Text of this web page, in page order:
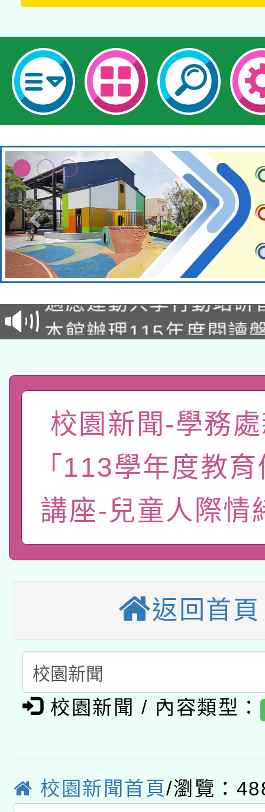
本校115學年度第2次
招)
本館辦理115年度閱讀
礎課程
A3數位素養講師名單
「數位內容與教學軟
有關大陸委員會函釋公
薪期間赴陸應申請許可
轉知經濟部水利署委託
業技術研究院辦理「
115年8月22日(星期六
開 智慧啟航」
2026年桃園地景藝術
本校115學年度第2次
招甄選結果公告(無人
本館辦理115年度閱讀
暨閱讀推動專業研習
科技賦能─人工智慧
礎課程
A3數位素養講師名單
「數位內容與教學軟
業技術研究院辦理「
115年8月22日(星期六
校園新聞-學務
「113學年度教
講座-兒童人際情
返回首頁
校園新聞 / 內容類型：
校園新聞首頁/瀏覽：